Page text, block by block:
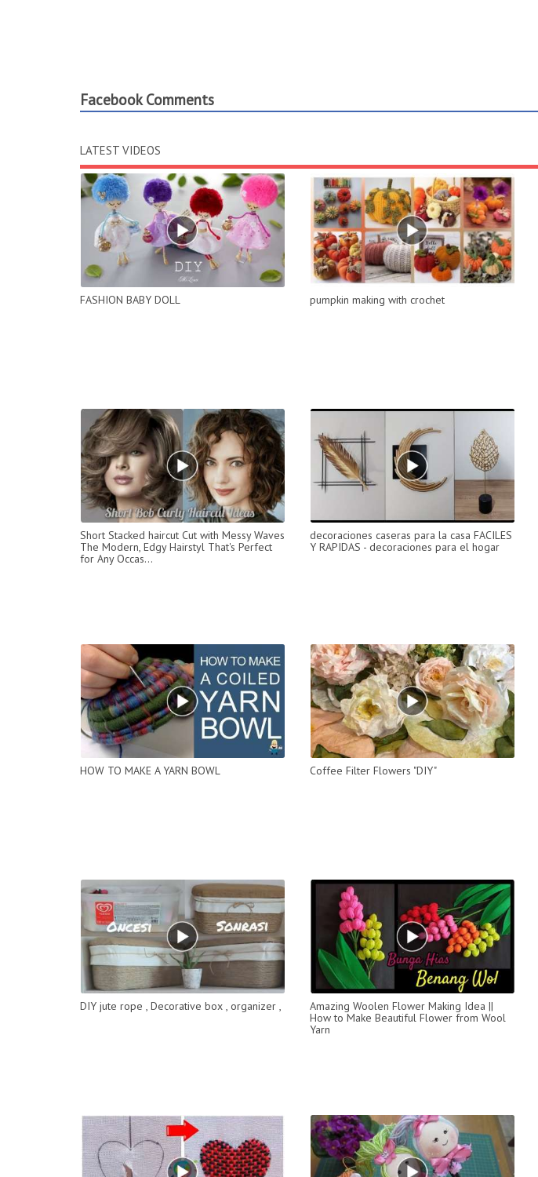
Facebook Comments
LATEST VIDEOS
FASHION BABY DOLL pumpkin making with crochet
Short Stacked haircut Cut with Messy Waves
The Modern, Edgy Hairstyl That's Perfect
for Any Occas...
decoraciones caseras para la casa FACILES
Y RAPIDAS - decoraciones para el hogar
HOW TO MAKE A YARN BOWL Coffee Filter Flowers "DIY"
DIY jute rope , Decorative box , organizer ,
Amazing Woolen Flower Making Idea ||
How to Make Beautiful Flower from Wool
Yarn